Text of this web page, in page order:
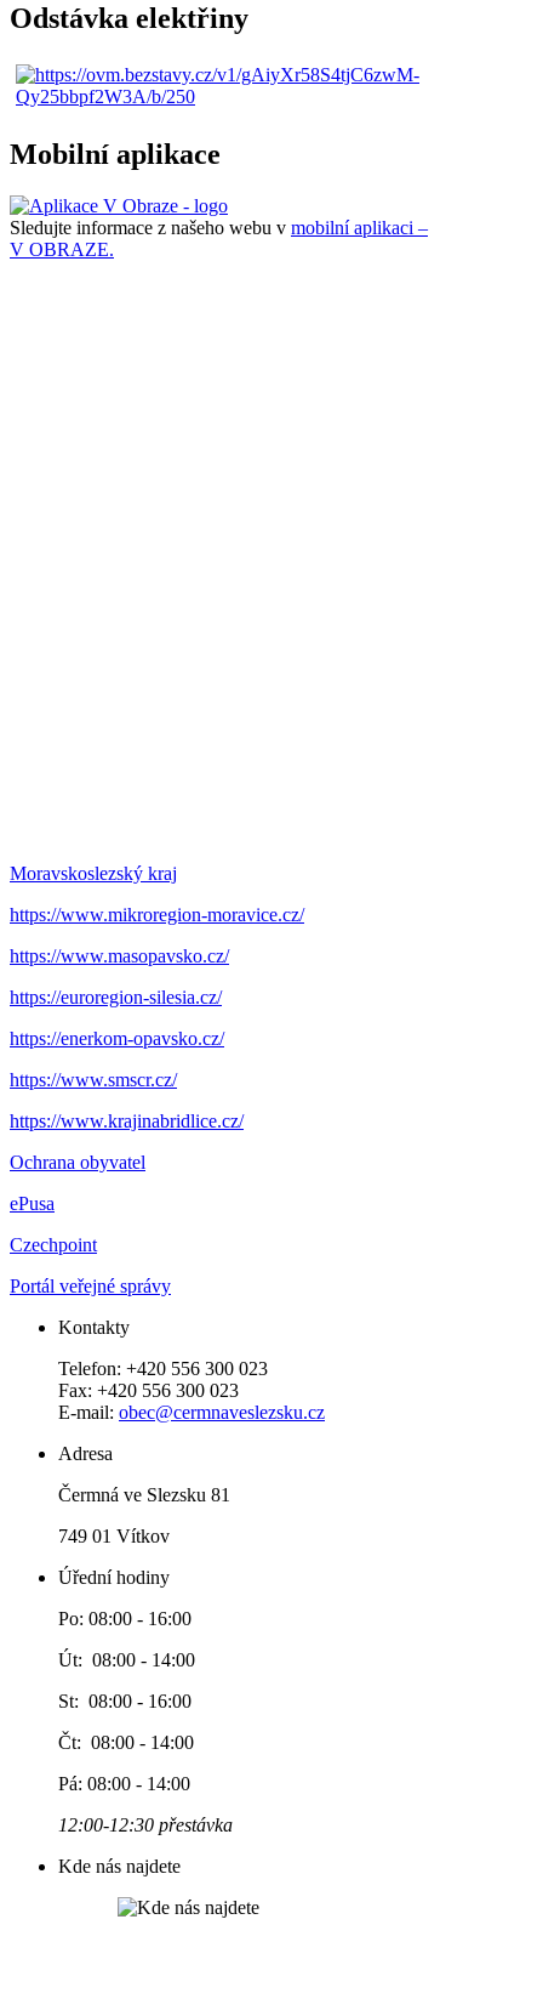
Odstávka elektřiny
Mobilní aplikace
Sledujte informace z našeho webu v mobilní aplikaci –
V OBRAZE.
Moravskoslezský kraj
https://www.mikroregion-moravice.cz/
https://www.masopavsko.cz/
https://euroregion-silesia.cz/
https://enerkom-opavsko.cz/
https://www.smscr.cz/
https://www.krajinabridlice.cz/
Ochrana obyvatel
ePusa
Czechpoint
Portál veřejné správy
Kontakty
Telefon: +420 556 300 023
Fax: +420 556 300 023
E-mail: obec@cermnaveslezsku.cz
Adresa
Čermná ve Slezsku 81
749 01 Vítkov
Úřední hodiny
Po: 08:00 - 16:00
Út: 08:00 - 14:00
St: 08:00 - 16:00
Čt: 08:00 - 14:00
Pá: 08:00 - 14:00
12:00-12:30 přestávka
Kde nás najdete